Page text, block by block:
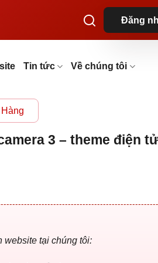
Đăng
Tin tức Về chúng tôi
3 – theme điện
₫.
website tại chúng tôi: